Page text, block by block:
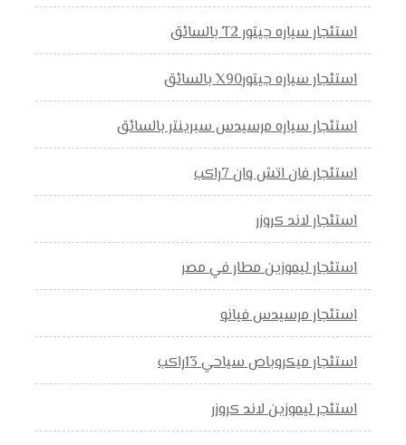
استئجار سياره جيتور T2 بالسائق
استئجار سياره جيتورX90 بالسائق
استئجار سياره مرسيدس سبرينتر بالسائق
استئجار فان اتش وان 7راكب
استئجار لاند كروزر
استئجار ليموزين مطار في مصر
استئجار مرسيدس فيانو
استئجار ميكروباص سياحي 13راكب
استئجر ليموزين لاند كروزر